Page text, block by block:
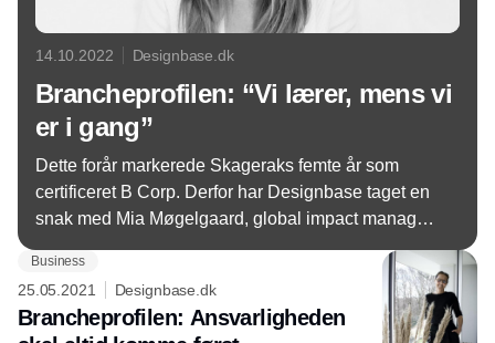
14.10.2022 Designbase.dk
Brancheprofilen: “Vi lærer, mens vi
er i gang”
Dette forår markerede Skageraks femte år som
certificeret B Corp. Derfor har Designbase taget en
snak med Mia Møgelgaard, global impact manager,
givet et ansvarligt perspektiv på leverandører såvel
som medarbejderglæde.
Business
25.05.2021 Designbase.dk
Brancheprofilen: Ansvarligheden